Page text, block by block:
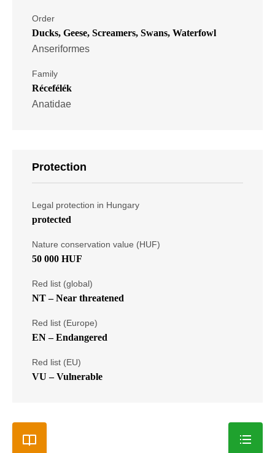
Order
Ducks, Geese, Screamers, Swans, Waterfowl
Anseriformes
Family
Récefélék
Anatidae
Protection
Legal protection in Hungary
protected
Nature conservation value (HUF)
50 000 HUF
Red list (global)
NT – Near threatened
Red list (Europe)
EN – Endangered
Red list (EU)
VU – Vulnerable